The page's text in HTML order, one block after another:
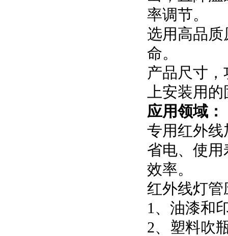
率调节。
选用高品质
命。
产品尺寸
上安装用
应用领域：
专用红外
省电、使
效率。
红外线灯管
1、油漆和
2、塑料吹